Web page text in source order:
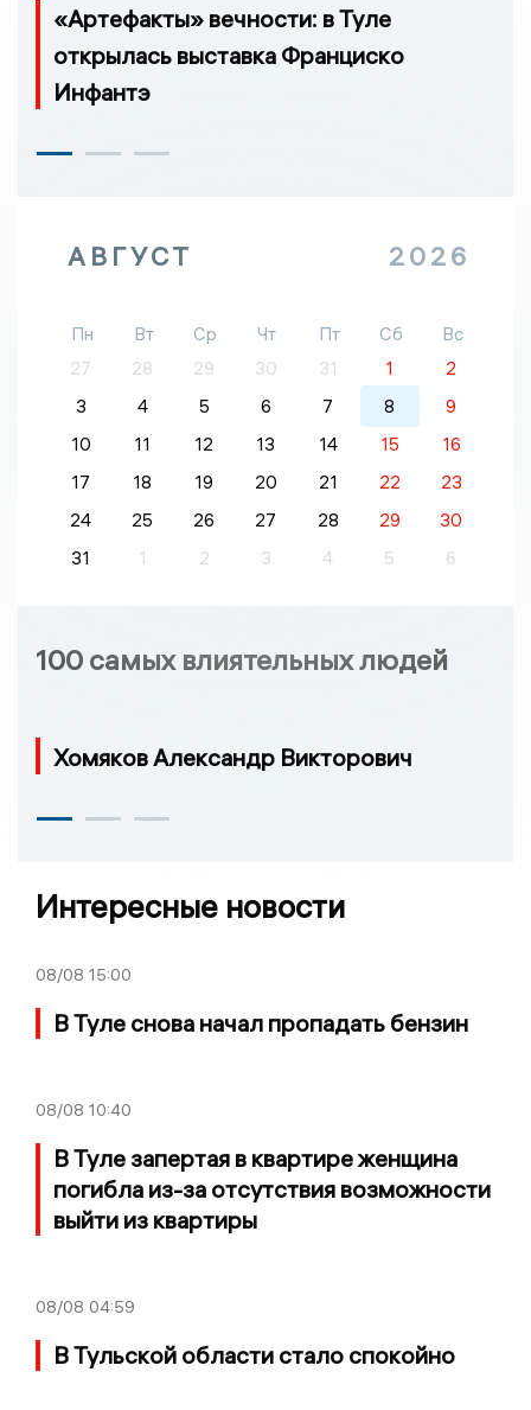
«Артефакты» вечности: в Туле
открылась выставка Франциско
Инфантэ
АВГУСТ 2026
Пн Вт Ср Чт Пт Сб
Вс
27
28 29 30 31 1
2
3
4 5 6 7 8
9
10
11 12 13 14 15
16
17
18 19 20 21 22
23
24
25 26 27 28 29
30
31
1 2 3 4 5 6
100 самых влиятельных людей
Хомяков Александр Викторович
Интересные новости
08/08 15:00
В Туле снова начал пропадать бензин
08/08 10:40
В Туле запертая в квартире женщина
погибла из-за отсутствия возможности
выйти из квартиры
08/08 04:59
В Тульской области стало спокойно